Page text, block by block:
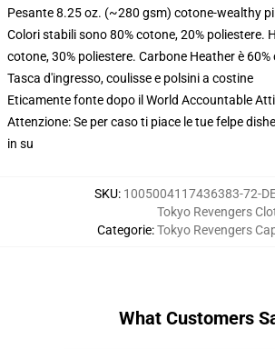
Pesante 8.25 oz. (~280 gsm) cotone-wealthy
Colori stabili sono 80% cotone, 20% poliestere.
cotone, 30% poliestere. Carbone Heather è
Tasca d'ingresso, coulisse e polsini a costine
Eticamente fonte dopo il World Accountable
Attenzione: Se per caso ti piace le tue felpe
in su
SKU: 1005004117436383-72-
Categorie:
Tokyo Revengers
Tokyo Revengers
What Customers